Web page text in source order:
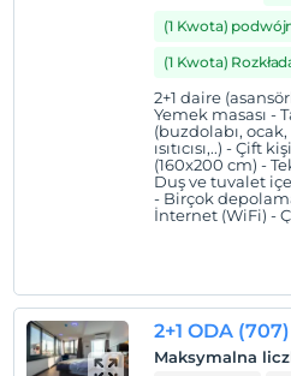
(1 Kwota)
(1 Kwota)
2+1 daire
Yemek masası -
(buzdolabı,
ısıtıcısı,..) - Çift
(160x200 cm) -
Duş ve tuvalet
- Birçok
İnternet (WiFi) -
2+1 ODA (707)
Maksymalna